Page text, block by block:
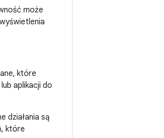
może
które
aplikacji do
działania są
które